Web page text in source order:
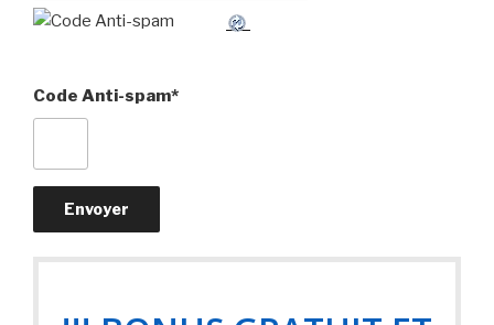
Code Anti-spam*